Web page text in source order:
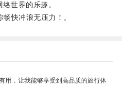
世界的乐趣。
快冲浪无压力！。
用，让我能够享受到高品质的旅行体